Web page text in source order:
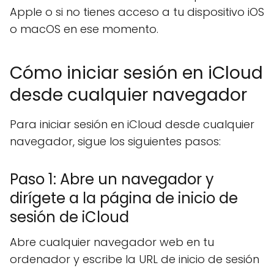
Apple o si no tienes acceso a tu dispositivo iOS
o macOS en ese momento.
Cómo iniciar sesión en iCloud
desde cualquier navegador
Para iniciar sesión en iCloud desde cualquier
navegador, sigue los siguientes pasos:
Paso 1: Abre un navegador y
dirígete a la página de inicio de
sesión de iCloud
Abre cualquier navegador web en tu
ordenador y escribe la URL de inicio de sesión